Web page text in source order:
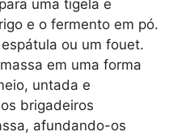
uma tigela e
e o fermento em pó.
ou um fouet.
em uma forma
untada e
brigadeiros
afundando-os